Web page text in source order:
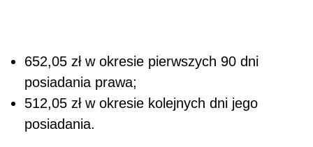
652,05 zł w okresie pierwszych 90 dni
posiadania prawa;
512,05 zł w okresie kolejnych dni jego
posiadania.